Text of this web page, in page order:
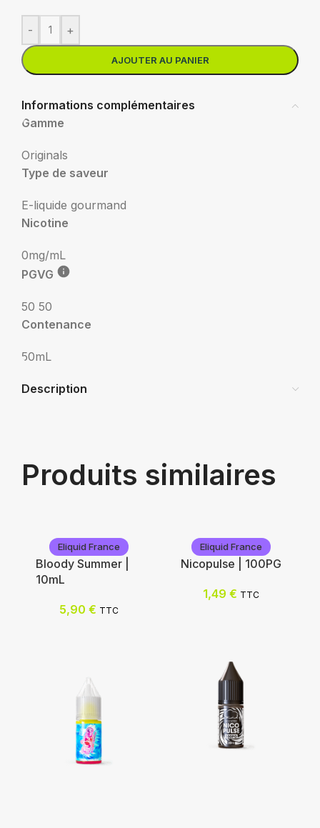
- +
AJOUTER AU PANIER
Informations complémentaires
Gamme
Originals
Type de saveur
E-liquide gourmand
Nicotine
0mg/mL
PGVG
50 50
Contenance
50mL
Description
Produits similaires
Eliquid France
Bloody Summer |
10mL
5,90 € TTC
Eliquid France
Nicopulse | 100PG
1,49 € TTC